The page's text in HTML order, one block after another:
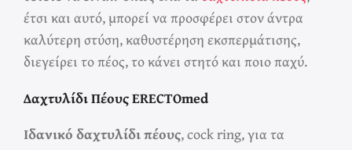
έτσι και αυτό, μπορεί να προσφέρει στον άντρα
καλύτερη στύση, καθυστέρηση εκσπερμάτισης,
διεγείρει το πέος, το κάνει στητό και ποιο παχύ.
Δαχτυλίδι Πέους ERECTOmed
Ιδανικό δαχτυλίδι πέους, cock ring, για τα